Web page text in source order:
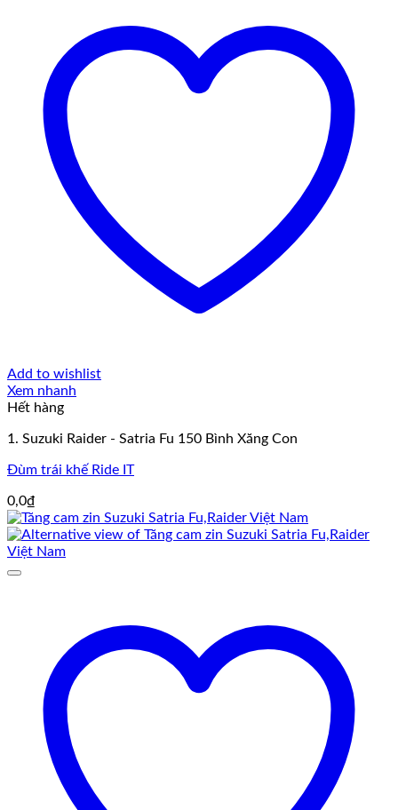
Add to wishlist
Xem nhanh
Hết hàng
1. Suzuki Raider - Satria Fu 150 Bình Xăng Con
Đùm trái khế Ride IT
0,0₫